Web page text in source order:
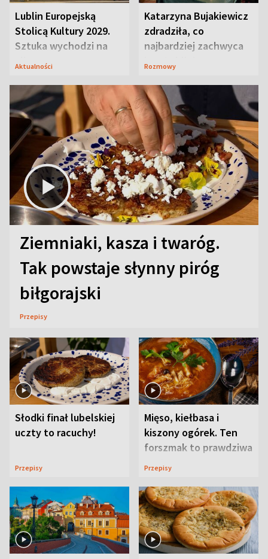
Lublin Europejską
Stolicą Kultury 2029.
Sztuka wychodzi na
ulice
Aktualności
Katarzyna Bujakiewicz
zdradziła, co
najbardziej zachwyca
ją w Lublinie
Rozmowy
Ziemniaki, kasza i twaróg.
Tak powstaje słynny piróg
biłgorajski
Przepisy
Słodki finał lubelskiej
uczty to racuchy!
Przepisy
Mięso, kiełbasa i
kiszony ogórek. Ten
forszmak to prawdziwa
uczta
Przepisy